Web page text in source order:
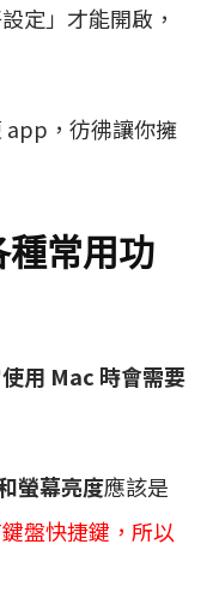
定」才能開啟，
app，彷彿讓你擁
常用功
用 Mac 時會需要
螢幕亮度應該是
盤快捷鍵，所以